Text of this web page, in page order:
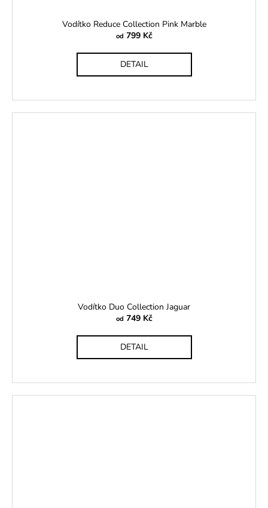
Vodítko Reduce Collection Pink Marble
od 799 Kč
DETAIL
Vodítko Duo Collection Jaguar
od 749 Kč
DETAIL